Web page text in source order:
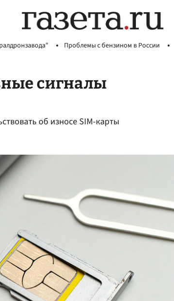
Проблемы с бензином в России
сигналы
об износе SIM-карты